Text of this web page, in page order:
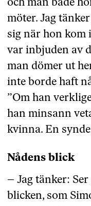
och man både
möter. Jag
sig när hon kom
var inbjuden av
man dömer ut
inte borde haft
”Om han
han minsann
kvinna. En
Nådens blick
– Jag tänker:
blicken, som